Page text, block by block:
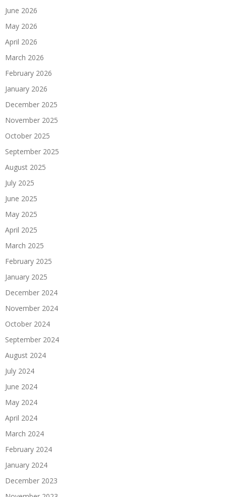
June 2026
May 2026
April 2026
March 2026
February 2026
January 2026
December 2025
November 2025
October 2025
September 2025
August 2025
July 2025
June 2025
May 2025
April 2025
March 2025
February 2025
January 2025
December 2024
November 2024
October 2024
September 2024
August 2024
July 2024
June 2024
May 2024
April 2024
March 2024
February 2024
January 2024
December 2023